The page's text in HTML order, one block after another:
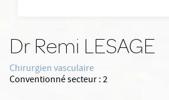
Dr Remi LESAGE
Chirurgien vasculaire
Conventionné secteur :2